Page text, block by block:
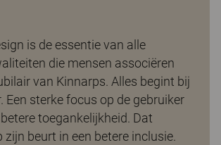
is de essentie van alle
die mensen associëren
van Kinnarps. Alles begint bij
Een sterke focus op de gebruiker
toegankelijkheid. Dat
zijn beurt in een betere inclusie.